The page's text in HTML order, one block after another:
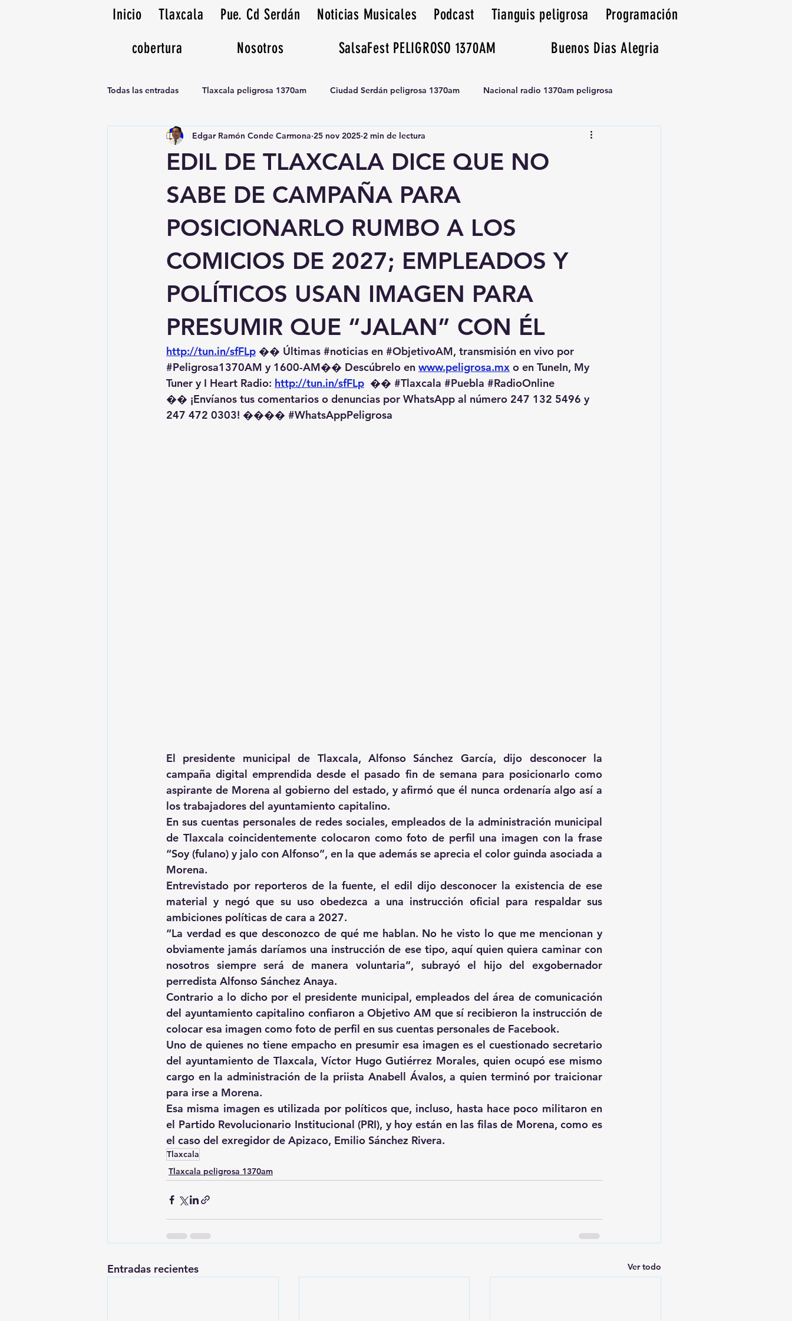
Inicio Tlaxcala Pue. Cd Serdán Noticias Musicales Podcast Tianguis peligrosa
Programación
cobertura
Nosotros SalsaFest PELIGROSO 1370AM Buenos Dias Alegria
Todas las entradas Tlaxcala peligrosa 1370am Ciudad Serdán peligrosa 1370am Nacional radio 1370am peligrosa
Noticias Musicales radio 1370am Tianguis peligrosa 1370am huamantla
EDIL DE TLAXCALA DICE QUE NO
SABE DE CAMPAÑA PARA
POSICIONARLO RUMBO A LOS
COMICIOS DE 2027; EMPLEADOS Y
POLÍTICOS USAN IMAGEN PARA
PRESUMIR QUE “JALAN” CON ÉL
Edgar Ramón Conde Carmona 25 nov 2025 2 min de lectura
http://tun.in/sfFLp �� Últimas #noticias en #ObjetivoAM, transmisión en vivo por
#Peligrosa1370AM y 1600-AM��️ Descúbrelo en www.peligrosa.mx o en TuneIn, My
Tuner y I Heart Radio: http://tun.in/sfFLp �� #Tlaxcala #Puebla #RadioOnline
�� ¡Envíanos tus comentarios o denuncias por WhatsApp al número 247 132 5496 y
247 472 0303! ��️�� #WhatsAppPeligrosa
El presidente municipal de Tlaxcala, Alfonso Sánchez García, dijo desconocer la
campaña digital emprendida desde el pasado fin de semana para posicionarlo como
aspirante de Morena al gobierno del estado, y afirmó que él nunca ordenaría algo así a
los trabajadores del ayuntamiento capitalino.
En sus cuentas personales de redes sociales, empleados de la administración municipal
de Tlaxcala coincidentemente colocaron como foto de perfil una imagen con la frase
“Soy (fulano) y jalo con Alfonso”, en la que además se aprecia el color guinda asociada a
Morena.
Entrevistado por reporteros de la fuente, el edil dijo desconocer la existencia de ese
material y negó que su uso obedezca a una instrucción oficial para respaldar sus
ambiciones políticas de cara a 2027.
“La verdad es que desconozco de qué me hablan. No he visto lo que me mencionan y
obviamente jamás daríamos una instrucción de ese tipo, aquí quien quiera caminar con
nosotros siempre será de manera voluntaria”, subrayó el hijo del exgobernador
perredista Alfonso Sánchez Anaya.
Contrario a lo dicho por el presidente municipal, empleados del área de comunicación
del ayuntamiento capitalino confiaron a Objetivo AM que sí recibieron la instrucción de
colocar esa imagen como foto de perfil en sus cuentas personales de Facebook.
Uno de quienes no tiene empacho en presumir esa imagen es el cuestionado secretario
del ayuntamiento de Tlaxcala, Víctor Hugo Gutiérrez Morales, quien ocupó ese mismo
cargo en la administración de la priista Anabell Ávalos, a quien terminó por traicionar
para irse a Morena.
Esa misma imagen es utilizada por políticos que, incluso, hasta hace poco militaron en
el Partido Revolucionario Institucional (PRI), y hoy están en las filas de Morena, como es
el caso del exregidor de Apizaco, Emilio Sánchez Rivera.
Tlaxcala
Tlaxcala peligrosa 1370am
Entradas recientes Ver todo